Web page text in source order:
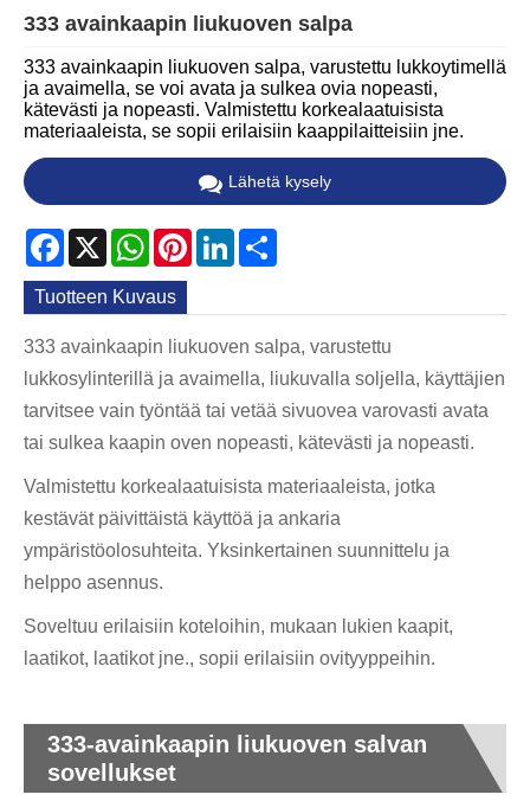
333 avainkaapin liukuoven salpa
333 avainkaapin liukuoven salpa, varustettu lukkoytimellä
ja avaimella, se voi avata ja sulkea ovia nopeasti,
kätevästi ja nopeasti. Valmistettu korkealaatuisista
materiaaleista, se sopii erilaisiin kaappilaitteisiin jne.
Lähetä kysely
Facebook
X WhatsApp
PinterestLinkedIn
Tuotteen Kuvaus
333 avainkaapin liukuoven salpa, varustettu
lukkosylinterillä ja avaimella, liukuvalla soljella, käyttäjien
tarvitsee vain työntää tai vetää sivuovea varovasti avata
tai sulkea kaapin oven nopeasti, kätevästi ja nopeasti.
Valmistettu korkealaatuisista materiaaleista, jotka
kestävät päivittäistä käyttöä ja ankaria
ympäristöolosuhteita. Yksinkertainen suunnittelu ja
helppo asennus.
Soveltuu erilaisiin koteloihin, mukaan lukien kaapit,
laatikot, laatikot jne., sopii erilaisiin ovityyppeihin.
333-avainkaapin liukuoven salvan
sovellukset